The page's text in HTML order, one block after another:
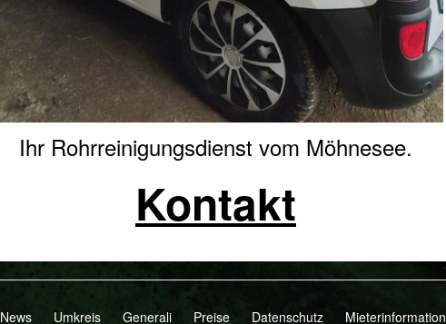
Ihr Rohrreinigungsdienst vom Möhnesee.
Kontakt
News Umkreis Generali Preise Datenschutz Mieterinformation